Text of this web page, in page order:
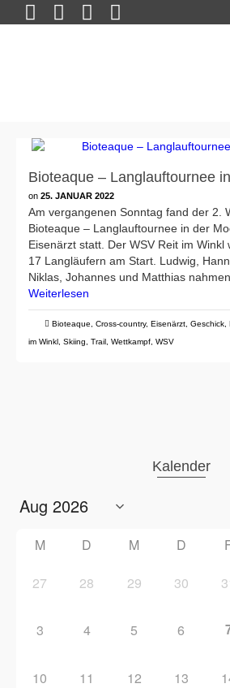
Bioteaque – Langlauftournee
on 25. JANUAR 2022
Am vergangenen Sonntag fand der 2.
Bioteaque – Langlauftournee in der
Eisenärzt statt. Der WSV Reit im Winkl
17 Langläufern am Start. Ludwig,
Niklas, Johannes und Matthias
Weiterlesen
Bioteaque Cross-country, Eisenärzt Geschick
im Winkl Skiing Trail Wettkampf WSV
Kalender
M D M D
27 28 29 30
3 4 5 6
10 11 12 13